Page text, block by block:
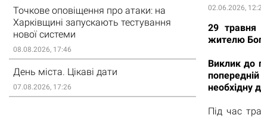
Точкове оповіщення про атаки: на
Харківщині запускають тестування
нової системи
08.08.2026, 17:46
День міста. Цікаві дати
07.08.2026, 17:26
02.06.2026,
29 травня
жителю
Виклик до
необхідну
Під час